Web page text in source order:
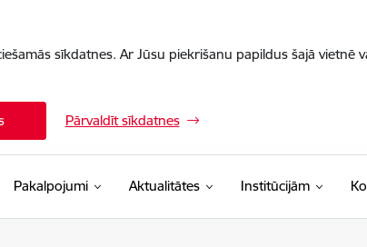
sīkdatnes. Ar Jūsu piekrišanu papildus šajā
Pārvaldīt sīkdatnes
Pakalpojumi Aktualitātes Institūcijām